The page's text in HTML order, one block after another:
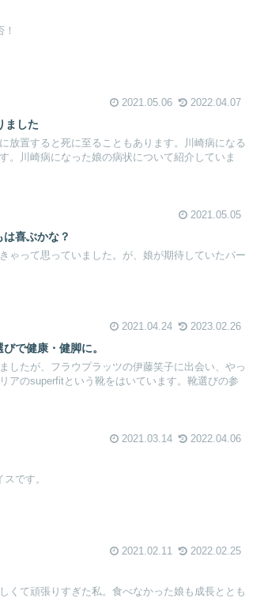
2021.05.06 2022.04.07
ました
放置すると死に至ることもあります。川崎病になる
。川崎病になった娘の病状について紹介していま
2021.05.05
喜ぶかな？
ゃって思っていました。が、娘が期待していたパー
2021.04.24 2023.02.26
で健康・健脚に。
したが、フラウプラッツの伊藤笑子に出会い、やっ
アのsuperfitという靴をはいています。靴選びの参
2021.03.14 2022.04.06
です。
2021.02.11 2022.02.25
くて頑張りすぎた私。食べなかった娘も成長ととも